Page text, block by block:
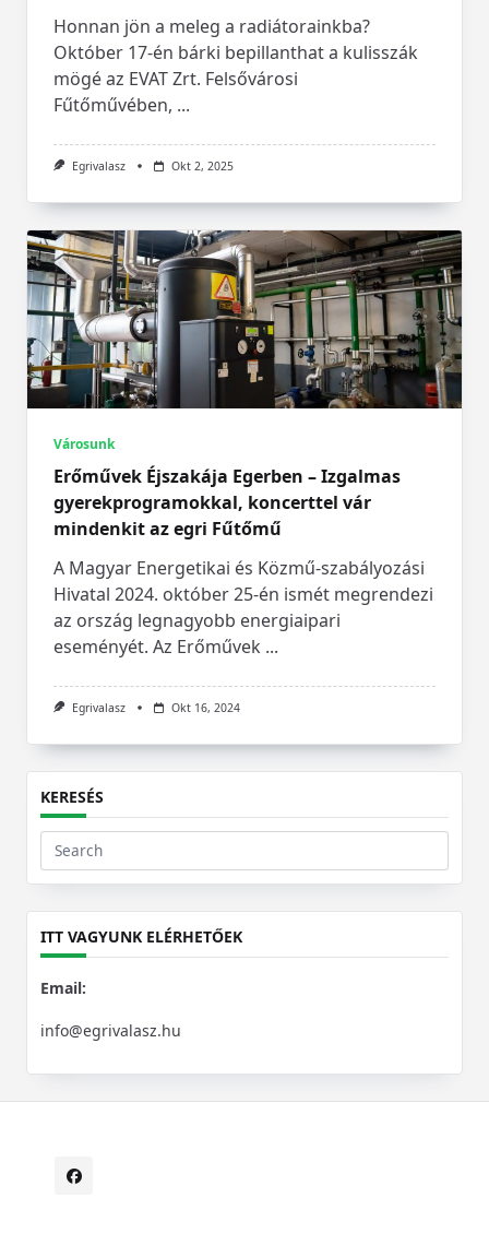
Honnan jön a meleg a radiátorainkba?
Október 17-én bárki bepillanthat a kulisszák
mögé az EVAT Zrt. Felsővárosi
Fűtőművében, ...
Egrivalasz Okt 2, 2025
Városunk
Erőművek Éjszakája Egerben – Izgalmas
gyerekprogramokkal, koncerttel vár
mindenkit az egri Fűtőmű
A Magyar Energetikai és Közmű-szabályozási
Hivatal 2024. október 25-én ismét megrendezi
az ország legnagyobb energiaipari
eseményét. Az Erőművek ...
Egrivalasz Okt 16, 2024
KERESÉS
Search
for:
ITT VAGYUNK ELÉRHETŐEK
Email:
info@egrivalasz.hu